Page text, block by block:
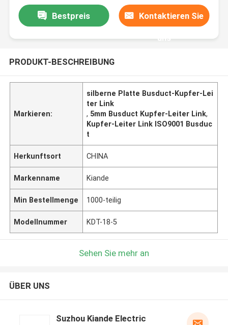
Bestpreis Kontaktieren Sie
uns
PRODUKT-BESCHREIBUNG
Markieren:
silberne Platte Busduct-Kupfer-Lei
ter Link
, 5mm Busduct Kupfer-Leiter Link,
Kupfer-Leiter Link ISO9001 Busduc
t
Herkunftsort CHINA
Markenname Kiande
Min Bestellmenge 1000-teilig
Modellnummer KDT-18-5
Sehen Sie mehr an
ÜBER UNS
Suzhou Kiande Electric